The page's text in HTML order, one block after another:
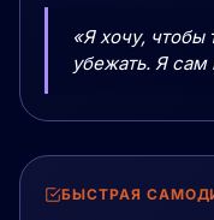
«Я хочу,
убежать. Я
БЫСТРАЯ